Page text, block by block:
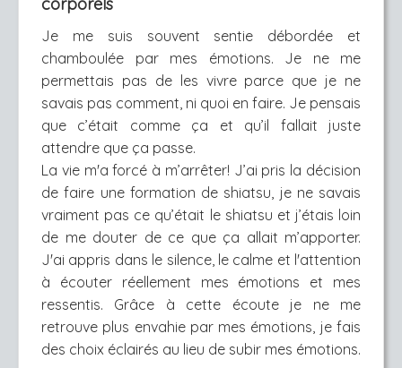
Je me suis souvent sentie débordée et
chamboulée par mes émotions. Je ne me
permettais pas de les vivre parce que je ne
savais pas comment, ni quoi en faire. Je pensais
que c’était comme ça et qu’il fallait juste
attendre que ça passe.
La vie m'a forcé à m’arrêter! J’ai pris la décision
de faire une formation de shiatsu, je ne savais
vraiment pas ce qu’était le shiatsu et j’étais loin
de me douter de ce que ça allait m’apporter.
J'ai appris dans le silence, le calme et l'attention
à écouter réellement mes émotions et mes
ressentis. Grâce à cette écoute je ne me
retrouve plus envahie par mes émotions, je fais
des choix éclairés au lieu de subir mes émotions.